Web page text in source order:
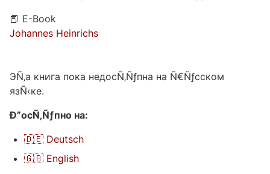
📕 E-Book
Johannes Heinrichs
ЭÑ‚а книга пока недосÑ‚Ñƒпна на Ñ€Ñƒсском
язÑ‹ке.
Ð”осÑ‚Ñƒпно на:
🇩🇪 Deutsch
🇬🇧 English